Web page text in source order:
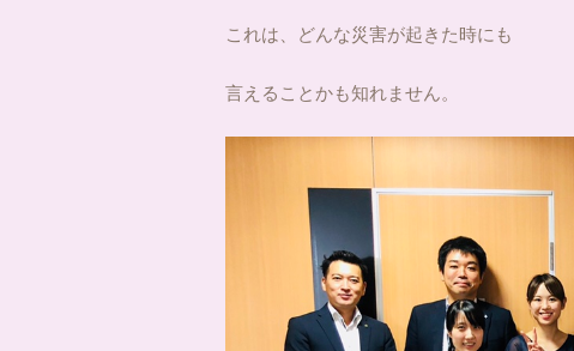
これは、どんな災害が起きた時にも
言えることかも知れません。